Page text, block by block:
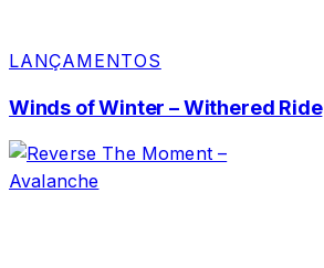
LANÇAMENTOS
Winds of Winter – Withered Ride